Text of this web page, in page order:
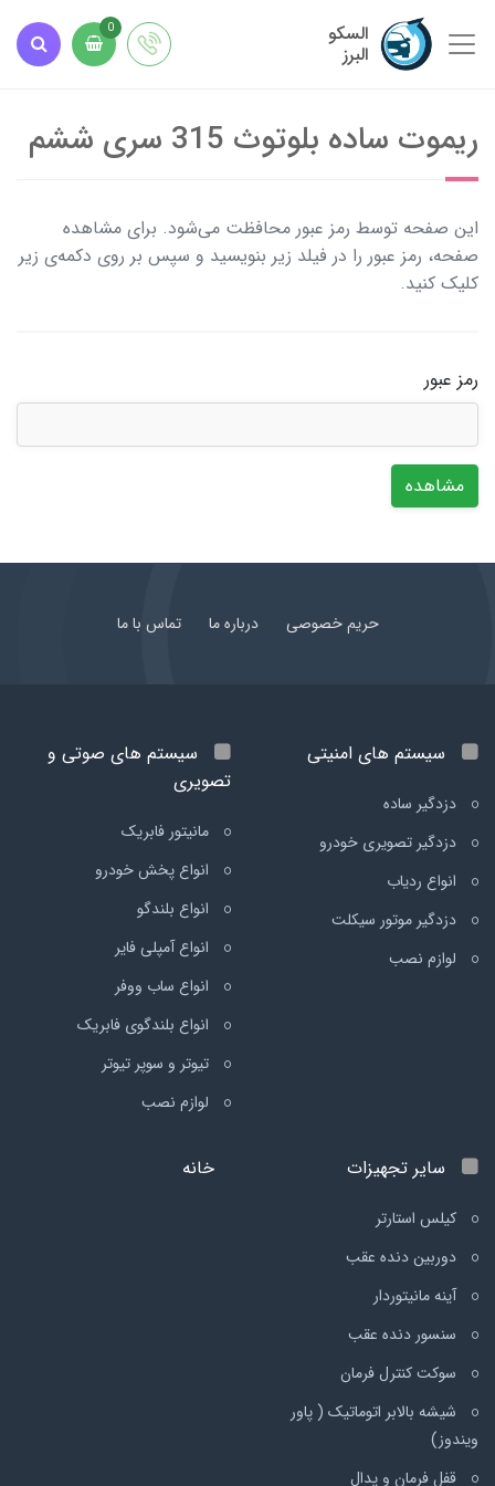
السکو
البرز
0
ریموت ساده بلوتوث 315 سری ششم
این صفحه توسط رمز عبور محافظت می‌شود. برای مشاهده
صفحه، رمز عبور را در فیلد زیر بنویسید و سپس بر روی دکمه‌ی زیر
کلیک کنید.
رمز عبور
مشاهده
حریم خصوصی درباره ما تماس با ما
سیستم های امنیتی
دزدگیر ساده
دزدگیر تصویری خودرو
انواع ردیاب
دزدگیر موتور سیکلت
لوازم نصب
سیستم های صوتی و
تصویری
مانیتور فابریک
انواع پخش خودرو
انواع بلندگو
انواع آمپلی فایر
انواع ساب ووفر
انواع بلندگوی فابریک
تیوتر و سوپر تیوتر
لوازم نصب
سایر تجهیزات
کیلس استارتر
دوربین دنده عقب
آینه مانیتوردار
سنسور دنده عقب
سوکت کنترل فرمان
شیشه بالابر اتوماتیک ( پاور
ویندوز)
قفل فرمان و پدال
خانه